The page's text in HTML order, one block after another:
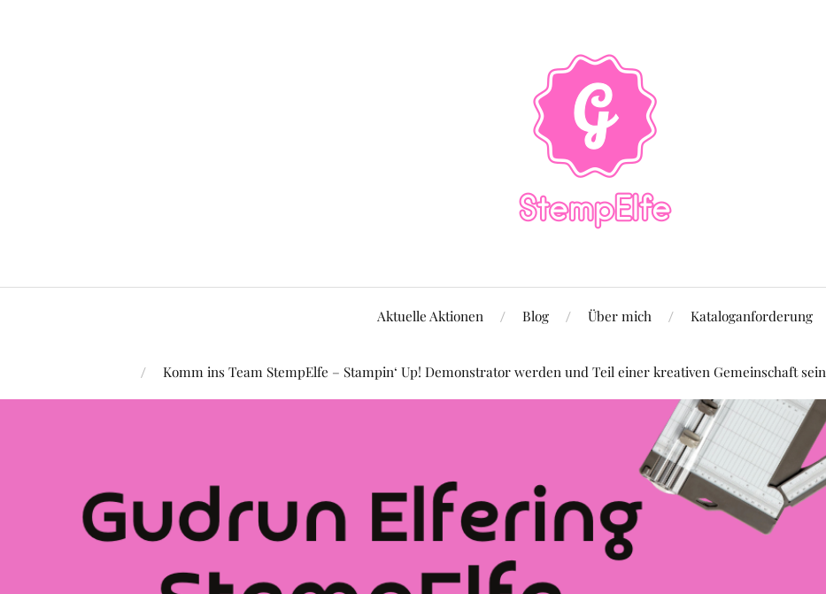
Aktuelle Aktionen Blog Über mich Kataloganforderung
Komm ins Team StempElfe – Stampin‘ Up! Demonstrator werden und Teil einer kreativen Gemeinschaft sein